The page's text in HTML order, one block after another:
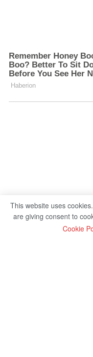
This website uses
are giving consent to
Cookie